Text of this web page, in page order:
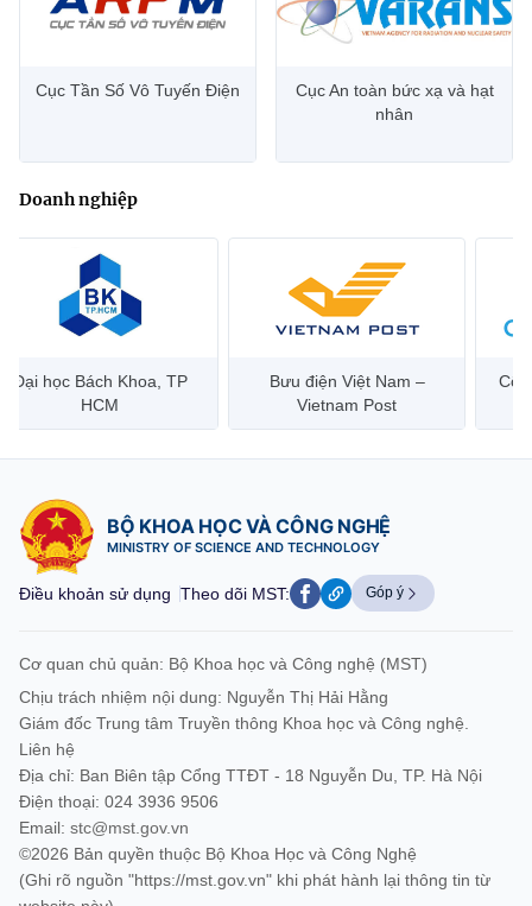
Cục Tần Số Vô Tuyến Điện
Cục An toàn bức xạ và hạt
nhân
Doanh nghiệp
Đại học Bách Khoa, TP
HCM
Bưu điện Việt Nam –
Vietnam Post
BỘ KHOA HỌC VÀ CÔNG NGHỆ
MINISTRY OF SCIENCE AND TECHNOLOGY
Điều khoản sử dụng Theo dõi MST: Góp ý
Cơ quan chủ quản: Bộ Khoa học và Công nghệ (MST)
Chịu trách nhiệm nội dung: Nguyễn Thị Hải Hằng
Giám đốc Trung tâm Truyền thông Khoa học và Công nghệ.
Liên hệ
Địa chỉ: Ban Biên tập Cổng TTĐT - 18 Nguyễn Du, TP. Hà Nội
Điện thoại: 024 3936 9506
Email: stc@mst.gov.vn
©2026 Bản quyền thuộc Bộ Khoa Học và Công Nghệ
(Ghi rõ nguồn "https://mst.gov.vn" khi phát hành lại thông tin từ